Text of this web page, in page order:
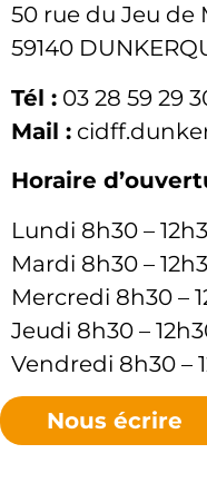
50 rue du Jeu de
59140
Tél : 03 28 59 29
Mail :
Horaire
Lundi 8h30 –
Mardi 8h30 –
Mercredi 8h30 –
Jeudi 8h30 –
Vendredi 8h30 –
Nous écrire